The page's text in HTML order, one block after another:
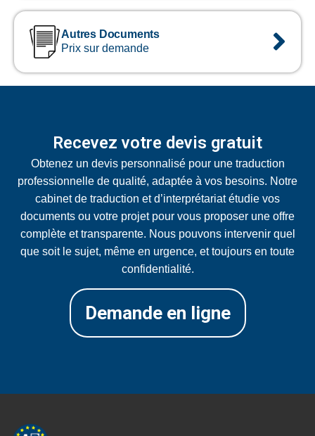
Autres Documents
Prix sur demande
Recevez votre devis gratuit
Obtenez un devis personnalisé pour une traduction
professionnelle de qualité, adaptée à vos besoins. Notre
cabinet de traduction et d’interprétariat étudie vos
documents ou votre projet pour vous proposer une offre
complète et transparente. Nous pouvons intervenir quel
que soit le sujet, même en urgence, et toujours en toute
confidentialité.
Demande en ligne